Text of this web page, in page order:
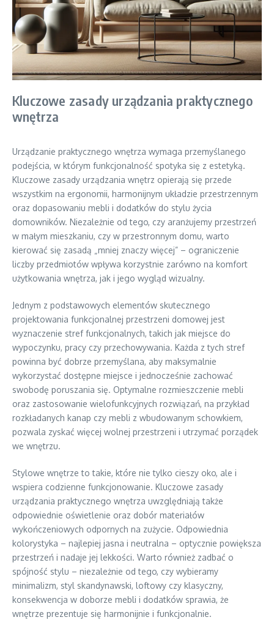
Kluczowe zasady urządzania praktycznego
wnętrza
Urządzanie praktycznego wnętrza wymaga przemyślanego
podejścia, w którym funkcjonalność spotyka się z estetyką.
Kluczowe zasady urządzania wnętrz opierają się przede
wszystkim na ergonomii, harmonijnym układzie przestrzennym
oraz dopasowaniu mebli i dodatków do stylu życia
domowników. Niezależnie od tego, czy aranżujemy przestrzeń
w małym mieszkaniu, czy w przestronnym domu, warto
kierować się zasadą „mniej znaczy więcej” – ograniczenie
liczby przedmiotów wpływa korzystnie zarówno na komfort
użytkowania wnętrza, jak i jego wygląd wizualny.
Jednym z podstawowych elementów skutecznego
projektowania funkcjonalnej przestrzeni domowej jest
wyznaczenie stref funkcjonalnych, takich jak miejsce do
wypoczynku, pracy czy przechowywania. Każda z tych stref
powinna być dobrze przemyślana, aby maksymalnie
wykorzystać dostępne miejsce i jednocześnie zachować
swobodę poruszania się. Optymalne rozmieszczenie mebli
oraz zastosowanie wielofunkcyjnych rozwiązań, na przykład
rozkładanych kanap czy mebli z wbudowanym schowkiem,
pozwala zyskać więcej wolnej przestrzeni i utrzymać porządek
we wnętrzu.
Stylowe wnętrze to takie, które nie tylko cieszy oko, ale i
wspiera codzienne funkcjonowanie. Kluczowe zasady
urządzania praktycznego wnętrza uwzględniają także
odpowiednie oświetlenie oraz dobór materiałów
wykończeniowych odpornych na zużycie. Odpowiednia
kolorystyka – najlepiej jasna i neutralna – optycznie powiększa
przestrzeń i nadaje jej lekkości. Warto również zadbać o
spójność stylu – niezależnie od tego, czy wybieramy
minimalizm, styl skandynawski, loftowy czy klasyczny,
konsekwencja w doborze mebli i dodatków sprawia, że
wnętrze prezentuje się harmonijnie i funkcjonalnie.